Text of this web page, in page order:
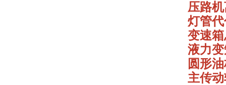
压路机
灯管
变速箱
液力变
圆形
主传动